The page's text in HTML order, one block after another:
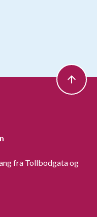
fra Tollbodgata og